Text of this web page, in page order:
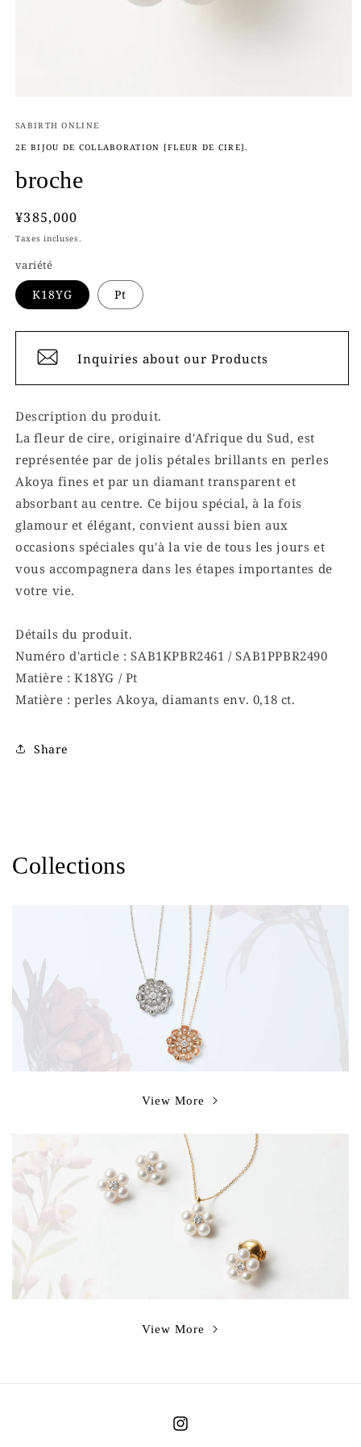
média
dans
fenêtre
modale
SABIRTH ONLINE
2E BIJOU DE COLLABORATION [FLEUR DE CIRE].
broche
Prix
habituel
¥385,000
Taxes incluses.
variété
K18YG Pt
Inquiries about our Products
Description du produit.
La fleur de cire, originaire d'Afrique du Sud, est
représentée par de jolis pétales brillants en perles
Akoya fines et par un diamant transparent et
absorbant au centre. Ce bijou spécial, à la fois
glamour et élégant, convient aussi bien aux
occasions spéciales qu'à la vie de tous les jours et
vous accompagnera dans les étapes importantes de
votre vie.
Détails du produit.
Numéro d'article : SAB1KPBR2461 / SAB1PPBR2490
Matière : K18YG / Pt
Matière : perles Akoya, diamants env. 0,18 ct.
Share
Collections
View More
View More
Instagram